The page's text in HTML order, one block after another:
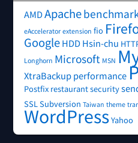
AMDApache
eAccelerator extension fio
GoogleHDDHsin-chu
Longhorn Microsoft MSN
XtraBackupperformance
Postfix restaurantsecurity
SSLSubversion Taiwan theme
WordPressYahoo